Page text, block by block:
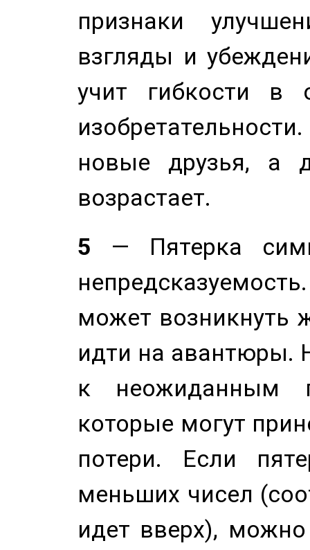
признаки
взгляды и
учит гибкости в
новые друзья, а
возрастает.
5 — Пятерка
может возникнуть
идти на авантюры.
к неожиданным
которые могут
потери. Если
меньших чисел
идет вверх),